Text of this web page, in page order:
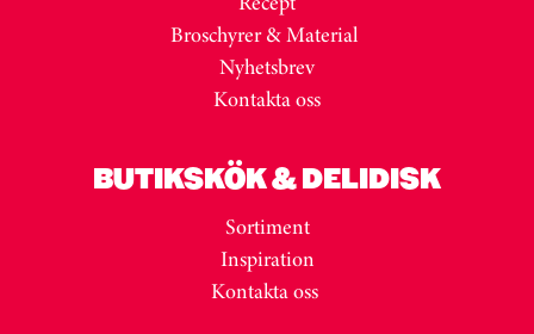
Broschyrer & Material
Nyhetsbrev
Kontakta oss
BUTIKSKÖK & DELIDISK
Sortiment
Inspiration
Kontakta oss